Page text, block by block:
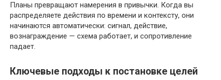
Планы превращают намерения в привычки. Когда вы
распределяете действия по времени и контексту, они
начинаются автоматически: сигнал, действие,
вознаграждение — схема работает, и сопротивление
падает.
Ключевые подходы к постановке целей